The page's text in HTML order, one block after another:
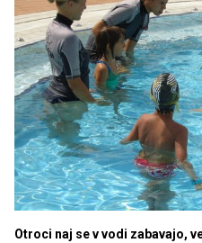
Otroci naj se v vodi zabavajo,